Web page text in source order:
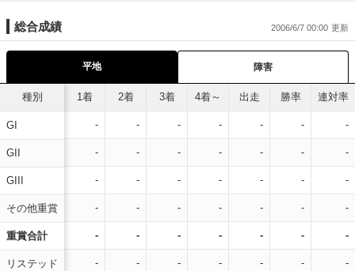
総合成績 2006/6/7 00:00
平地 障害
種別
GI
GII
GIII
その他重賞
重賞合計
リステッド
1着 2着 3着 4着～ 出走 勝率 連対率
- - - - - - -
- - - - - - -
- - - - - - -
- - - - - - -
- - - - - - -
- - - - - - -